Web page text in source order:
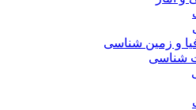
و زمین شناسی
شناسی